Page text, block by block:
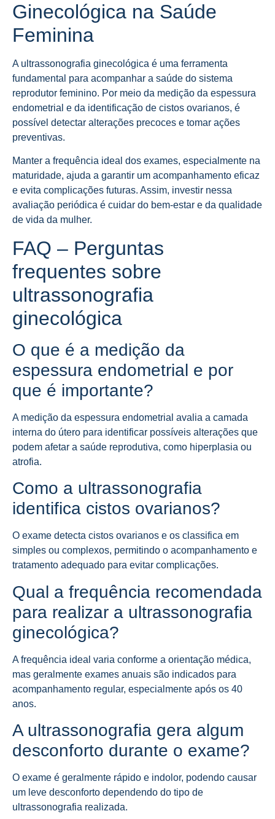
Ginecológica na Saúde
Feminina
A ultrassonografia ginecológica é uma ferramenta
fundamental para acompanhar a saúde do sistema
reprodutor feminino. Por meio da medição da espessura
endometrial e da identificação de cistos ovarianos, é
possível detectar alterações precoces e tomar ações
preventivas.
Manter a frequência ideal dos exames, especialmente na
maturidade, ajuda a garantir um acompanhamento eficaz
e evita complicações futuras. Assim, investir nessa
avaliação periódica é cuidar do bem-estar e da qualidade
de vida da mulher.
FAQ – Perguntas
frequentes sobre
ultrassonografia
ginecológica
O que é a medição da
espessura endometrial e por
que é importante?
A medição da espessura endometrial avalia a camada
interna do útero para identificar possíveis alterações que
podem afetar a saúde reprodutiva, como hiperplasia ou
atrofia.
Como a ultrassonografia
identifica cistos ovarianos?
O exame detecta cistos ovarianos e os classifica em
simples ou complexos, permitindo o acompanhamento e
tratamento adequado para evitar complicações.
Qual a frequência recomendada
para realizar a ultrassonografia
ginecológica?
A frequência ideal varia conforme a orientação médica,
mas geralmente exames anuais são indicados para
acompanhamento regular, especialmente após os 40
anos.
A ultrassonografia gera algum
desconforto durante o exame?
O exame é geralmente rápido e indolor, podendo causar
um leve desconforto dependendo do tipo de
ultrassonografia realizada.